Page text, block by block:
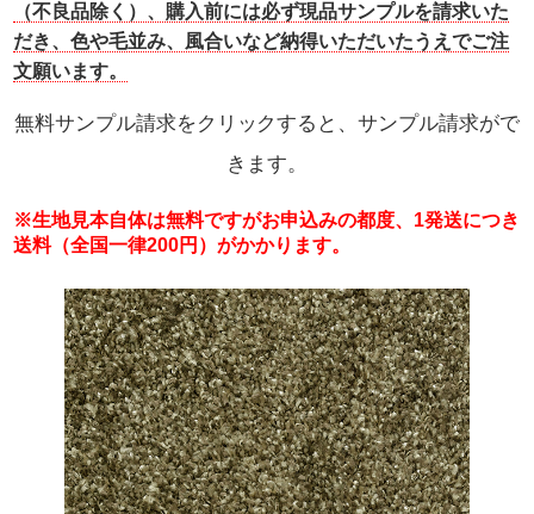
（不良品除く）、購入前には必ず現品サンプルを請求いた
だき、色や毛並み、風合いなど納得いただいたうえでご注
文願います。
無料サンプル請求をクリックすると、サンプル請求がで
きます。
※生地見本自体は無料ですがお申込みの都度、1発送につき
送料（全国一律200円）がかかります。